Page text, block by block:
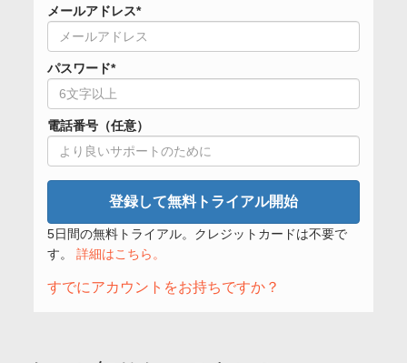
メールアドレス*
パスワード*
電話番号（任意）
登録して無料トライアル開始
5日間の無料トライアル。クレジットカードは不要で
す。詳細はこちら。
すでにアカウントをお持ちですか？